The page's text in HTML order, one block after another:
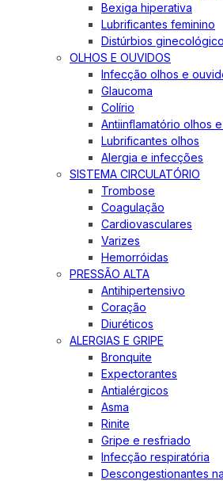
Bexiga hiperativa
Lubrificantes feminino
Distúrbios
OLHOS E OUVIDOS
Infecção olhos e
Glaucoma
Colírio
Antiinflamatório olhos
Lubrificantes olhos
Alergia e infecções
SISTEMA CIRCULATÓRIO
Trombose
Coagulação
Cardiovasculares
Varizes
Hemorróidas
PRESSÃO ALTA
Antihipertensivo
Coração
Diuréticos
ALERGIAS E GRIPE
Bronquite
Expectorantes
Antialérgicos
Asma
Rinite
Gripe e resfriado
Infecção respiratória
Descongestionantes